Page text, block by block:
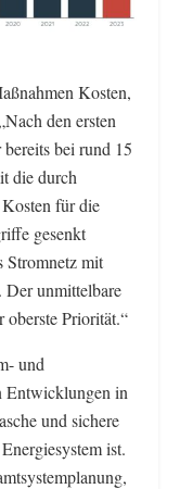
Kosten,
den ersten
bei rund 15
die durch
für die
gesenkt
Stromnetz mit
Der unmittelbare
oberste Priorität.“
und
Entwicklungen in
und sichere
ist.